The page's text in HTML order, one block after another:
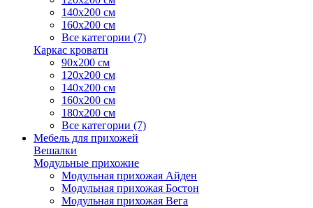
140х200 см
160х200 см
Все категории (7)
Каркас кровати
90х200 см
120х200 см
140х200 см
160х200 см
180х200 см
Все категории (7)
Мебель для прихожей
Вешалки
Модульные прихожие
Модульная прихожая Айден
Модульная прихожая Бостон
Модульная прихожая Вега